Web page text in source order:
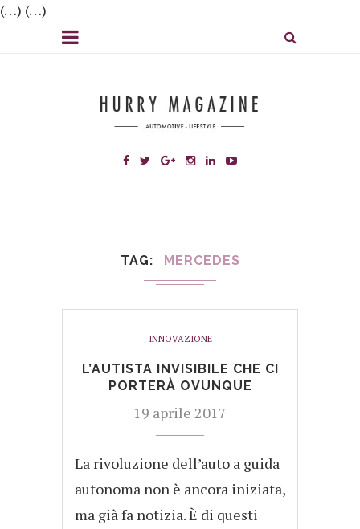
(…) (…)
TAG MERCEDES
INNOVAZIONE
L’AUTISTA INVISIBILE CHE CI
PORTERÀ OVUNQUE
19 aprile 2017
La rivoluzione dell’auto a guida
autonoma non è ancora iniziata,
ma già fa notizia. È di questi